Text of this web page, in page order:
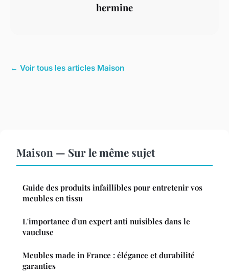
hermine
← Voir tous les articles Maison
Maison — Sur le même sujet
Guide des produits infaillibles pour entretenir vos
meubles en tissu
L'importance d'un expert anti nuisibles dans le
vaucluse
Meubles made in France : élégance et durabilité
garanties